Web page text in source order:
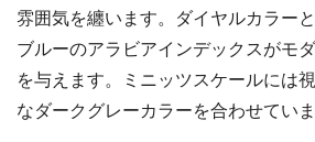
雰囲気を纏います。ダイヤルカラー
ブルーのアラビアインデックスがモ
を与えます。ミニッツスケールには
なダークグレーカラーを合わせていま